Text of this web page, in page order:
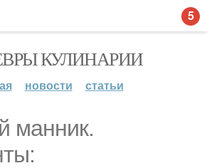
КУЛИНАРИИ
новости статьи
манник.
5